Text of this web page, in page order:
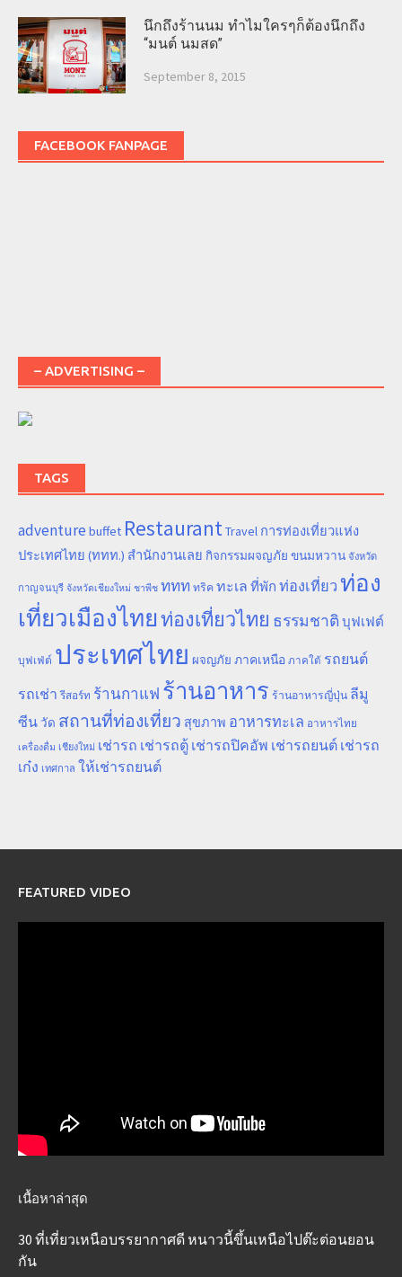
นึกถึงร้านนม ทำไมใครๆก็ต้องนึกถึง
“มนต์ นมสด”
September 8, 2015
FACEBOOK FANPAGE
– ADVERTISING –
TAGS
adventure buffet RestaurantTravel การท่องเที่ยวแห่ง
ประเทศไทย (ททท.) สำนักงานเลย กิจกรรมผจญภัย ขนมหวาน จังหวัด
กาญจนบุรี จังหวัดเชียงใหม่ ชาพีช ททท ทริค ทะเล ที่พัก ท่องเที่ยวท่อง
เที่ยวเมืองไทยท่องเที่ยวไทย ธรรมชาติ บุฟเฟต์
บุฟเฟ่ต์ ประเทศไทย ผจญภัย ภาคเหนือ ภาคใต้ รถยนต์
รถเช่า รีสอร์ท ร้านกาแฟ ร้านอาหาร ร้านอาหารญี่ปุ่น ลีมู
ซีน วัด สถานที่ท่องเที่ยว สุขภาพ อาหารทะเล อาหารไทย
เครื่องดื่ม เชียงใหม่ เช่ารถ เช่ารถตู้ เช่ารถปิคอัพ เช่ารถยนต์ เช่ารถ
เก๋ง เทศกาล ให้เช่ารถยนต์
FEATURED VIDEO
เนื้อหาล่าสุด
30 ที่เที่ยวเหนือบรรยากาศดี หนาวนี้ขึ้นเหนือไปต๊ะต่อนยอน
กัน